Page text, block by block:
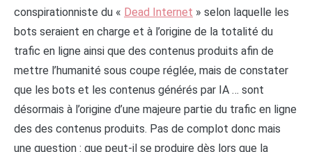
conspirationniste du « Dead Internet » selon laquelle les
bots seraient en charge et à l’origine de la totalité du
trafic en ligne ainsi que des contenus produits afin de
mettre l’humanité sous coupe réglée, mais de constater
que les bots et les contenus générés par IA … sont
désormais à l’origine d’une majeure partie du trafic en ligne
des des contenus produits. Pas de complot donc mais
une question : que peut-il se produire dès lors que la